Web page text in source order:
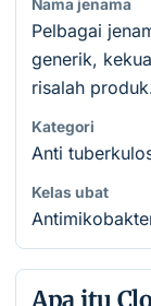
Nama jenama
Pelbagai
generik,
risalah
Kategori
Anti
Kelas ubat
Apa itu